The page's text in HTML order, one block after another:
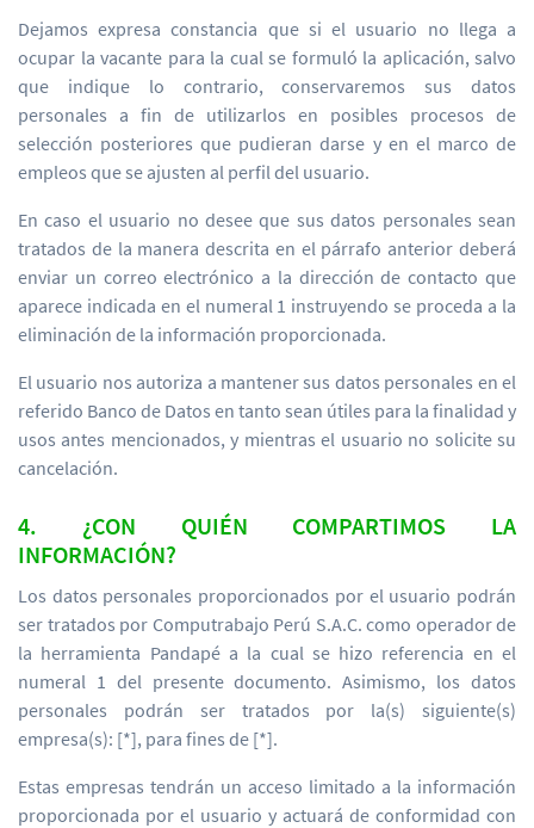
Dejamos expresa constancia que si el usuario no llega a
ocupar la vacante para la cual se formuló la aplicación, salvo
que indique lo contrario, conservaremos sus datos
personales a fin de utilizarlos en posibles procesos de
selección posteriores que pudieran darse y en el marco de
empleos que se ajusten al perfil del usuario.
En caso el usuario no desee que sus datos personales sean
tratados de la manera descrita en el párrafo anterior deberá
enviar un correo electrónico a la dirección de contacto que
aparece indicada en el numeral 1 instruyendo se proceda a la
eliminación de la información proporcionada.
El usuario nos autoriza a mantener sus datos personales en el
referido Banco de Datos en tanto sean útiles para la finalidad y
usos antes mencionados, y mientras el usuario no solicite su
cancelación.
4. ¿CON QUIÉN COMPARTIMOS LA
INFORMACIÓN?
Los datos personales proporcionados por el usuario podrán
ser tratados por Computrabajo Perú S.A.C. como operador de
la herramienta Pandapé a la cual se hizo referencia en el
numeral 1 del presente documento. Asimismo, los datos
personales podrán ser tratados por la(s) siguiente(s)
empresa(s): [*], para fines de [*].
Estas empresas tendrán un acceso limitado a la información
proporcionada por el usuario y actuará de conformidad con